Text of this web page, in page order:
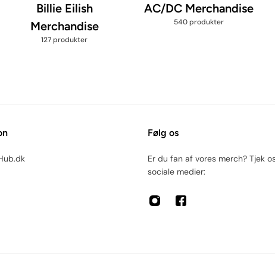
Billie Eilish
Merchandise
127 produkter
AC/DC Merchandise
540 produkter
Følg os
Er du fan af vores merch? Tjek
sociale medier: